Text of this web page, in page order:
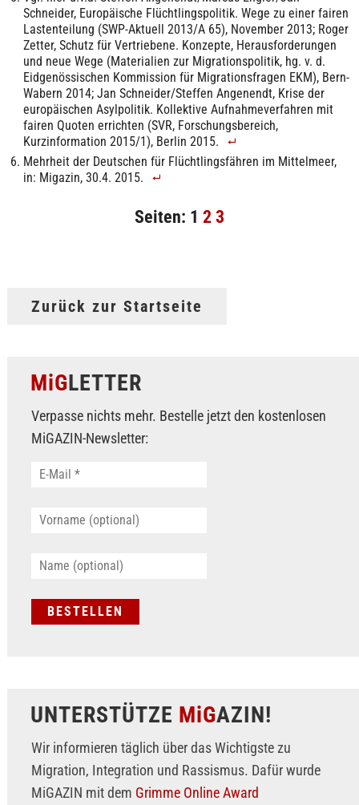
Schneider, Europäische Flüchtlingspolitik. Wege zu einer fairen
Lastenteilung (SWP-Aktuell 2013/A 65), November 2013; Roger
Zetter, Schutz für Vertriebene. Konzepte, Herausforderungen
und neue Wege (Materialien zur Migrationspolitik, hg. v. d.
Eidgenössischen Kommission für Migrationsfragen EKM), Bern-
Wabern 2014; Jan Schneider/Steffen Angenendt, Krise der
europäischen Asylpolitik. Kollektive Aufnahmeverfahren mit
fairen Quoten errichten (SVR, Forschungsbereich,
Kurzinformation 2015/1), Berlin 2015.
Mehrheit der Deutschen für Flüchtlingsfähren im Mittelmeer,
in: Migazin, 30.4. 2015.
Seiten: 1 2 3
Zurück zur Startseite
MiGLETTER
Verpasse nichts mehr. Bestelle jetzt den kostenlosen
MiGAZIN-Newsletter:
UNTERSTÜTZE MiGAZIN!
Wir informieren täglich über das Wichtigste zu
Migration, Integration und Rassismus. Dafür wurde
MiGAZIN mit dem Grimme Online Award